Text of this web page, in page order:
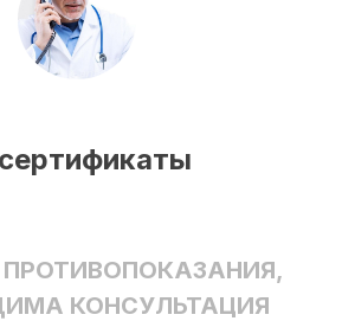
КОНСУЛЬТАЦИЯ